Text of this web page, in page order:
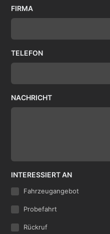
FIRMA
TELEFON
NACHRICHT
INTERESSIERT AN
Fahrzeugangebot
Probefahrt
Rückruf